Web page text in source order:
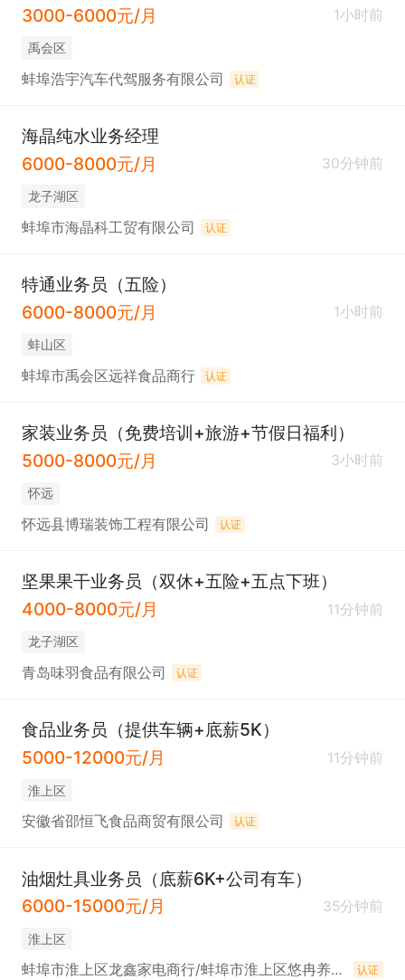
3000-6000元/月 1小时前
禹会区
蚌埠浩宇汽车代驾服务有限公司 认证
海晶纯水业务经理
6000-8000元/月
30分钟前
龙子湖区
蚌埠市海晶科工贸有限公司 认证
特通业务员（五险）
6000-8000元/月
1小时前
蚌山区
蚌埠市禹会区远祥食品商行 认证
家装业务员（免费培训+旅游+节假日福利）
5000-8000元/月
3小时前
怀远
怀远县博瑞装饰工程有限公司 认证
坚果果干业务员（双休+五险+五点下班）
4000-8000元/月
11分钟前
龙子湖区
青岛味羽食品有限公司 认证
食品业务员（提供车辆+底薪5K）
5000-12000元/月
11分钟前
淮上区
安徽省邵恒飞食品商贸有限公司 认证
油烟灶具业务员（底薪6K+公司有车）
6000-15000元/月
35分钟前
淮上区
蚌埠市淮上区龙鑫家电商行/蚌埠市淮上区悠冉养生馆 认证